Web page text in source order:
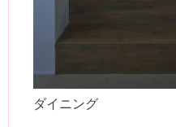
ダイニング